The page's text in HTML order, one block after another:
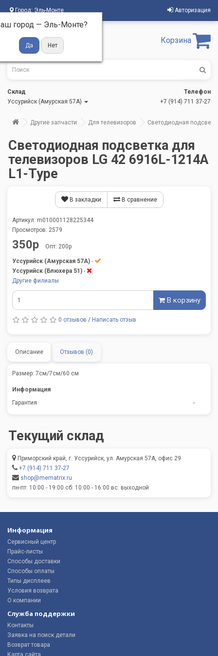
Город: Эль-Монте
город — Эль-Монте?
Авторизация
Корзина
Склад
Уссурийск (Амурская 57А)
Телефон
+7 (914) 711 37-27
Другие запчасти Для телевизоров Светодиодная
Светодиодная подсветка для
телевизоров LG 42 6916L-1214A
L1-Type
Описание Отзывов (0)
Размер: 7см/7см/60 см
Информация
Гарантия
-
Текущий склад
Приморский край, г. Уссурийск, ул. Амурская 57А, офис 29
+7 (914) 711 37-27
shop@mematrix.ru
пн-пт: 10:00 - 19:00 сб: 10:00 - 16:00 вс: выходной
В закладки В сравнение
Артикул: m010001128225344
Просмотров: 2579
350р Опт: 200р
Уссурийск (Амурская 57А) -
Уссурийск (Блюхера 51) -
Другие филиалы
В корзину
0 отзывов / Написать отзыв
Информация
Сервисный центр
Прайс-листы
Способы доставки
Способы оплаты
Типы дисплеев
Условия возврата
О компании
Служба поддержки
Контакты
Заявка на поиск детали
Возврат товара
Карта сайта